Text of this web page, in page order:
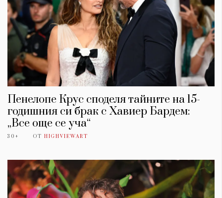
Пенелопе Крус споделя тайните на 15-
годишния си брак с Хавиер Бардем:
„Все още се уча“
30+ ОТ HIGHVIEWART